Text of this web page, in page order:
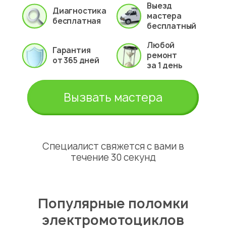
Диагностика
бесплатная
Выезд
мастера
бесплатный
Гарантия
от 365 дней
Любой
ремонт
за 1 день
Вызвать мастера
Специалист свяжется с вами в
течение 30 секунд
Популярные поломки
электромотоциклов